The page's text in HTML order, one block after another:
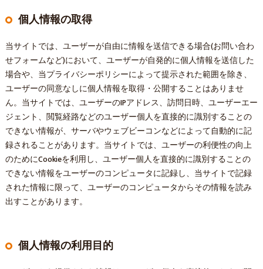
個人情報の取得
当サイトでは、ユーザーが自由に情報を送信できる場合(お問い合わ
せフォームなど)において、ユーザーが自発的に個人情報を送信した
場合や、当プライバシーポリシーによって提示された範囲を除き、
ユーザーの同意なしに個人情報を取得・公開することはありませ
ん。当サイトでは、ユーザーのIPアドレス、訪問日時、ユーザーエー
ジェント、閲覧経路などのユーザー個人を直接的に識別することの
できない情報が、サーバやウェブビーコンなどによって自動的に記
録されることがあります。当サイトでは、ユーザーの利便性の向上
のためにCookieを利用し、ユーザー個人を直接的に識別することの
できない情報をユーザーのコンピュータに記録し、当サイトで記録
された情報に限って、ユーザーのコンピュータからその情報を読み
出すことがあります。
個人情報の利用目的